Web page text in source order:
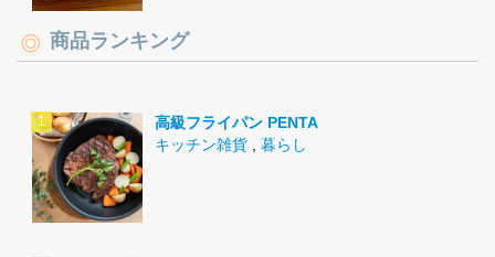
商品ランキング
高級フライパン PENTA
キッチン雑貨
暮らし